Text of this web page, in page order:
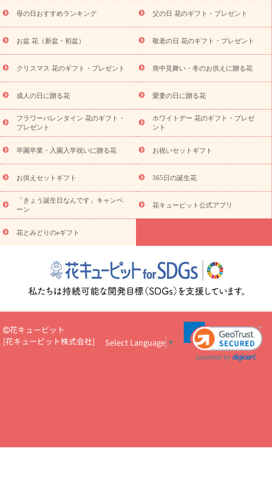
供え・お悔やみ商品一覧
お供え・お悔やみの花
四十九日法要以
降に贈る花
通夜・葬儀に贈る花
お供え お花とセットギフト
お供え プリザーブドフラワー
ペットのお供えフラワー
お盆（新
盆・初盆）
その他 お祝い返し お見舞い
お取り寄せギフト
ビジネス用
ご自宅用 観葉植物 ミディ胡蝶蘭
プリザーブ
ドフラワー
スタイルから探す アレンジメント 花束
スタ
ンド花
お祝い お供え・お悔やみ 胡蝶蘭 胡蝶蘭・花鉢
ディ胡蝶蘭・お祝い
ミディ胡蝶蘭・お供え
世界初の青色胡蝶蘭
観葉植物
観葉植物 産直多肉植物
プリザーブドフラワー
お祝い
お供え・お悔やみ 花とセットギフト
セミオーダー
プチギフト（hanamore -ハナモア-）
花とみどりのeギフト
キューピットのeGfit
カラー ピンク イエローオレンジ
レッ
ド
お花の種類 トルコキキョウ
お祝い お祝い・3000円～ お祝い・4000円～
お祝い・
5000円～
お祝い・7000円～ お祝い・ 10000円～
お供え・お
悔やみ
円～
お供え・お悔やみ・
読み物
いのマナー
定年退職祝いのマナー
お祝いを贈るときのマナー・
花キューピットのお祝いコラム一覧
誕生日のお花を「色
彩心理学」で選ぶ方法
結婚祝いの予算相場
出産祝いお役立ち情
ール
新築引っ越し祝いコラム お祝い花のマナー総まとめ
職
場上司や先輩へ贈るお祝い花の正解は？
開店祝いの花 選び方ガイ
あり)
花キューピット×専門家
CO2排出量削減 / SDGsを考える
母の日おすすめランキング 父の日 花のギフト・プレゼント
お盆 花（新盆・初盆） 敬老の日 花のギフト・プレゼント
クリスマス 花のギフト・プレゼント 喪中見舞い・冬のお供えに贈る花
成人の日に贈る花 愛妻の日に贈る花
フラワーバレンタイン 花のギフト・
プレゼント
ホワイトデー 花のギフト・プレゼ
ント
卒園卒業・入園入学祝いに贈る花 お祝いセットギフト
お供えセットギフト 365日の誕生花
「きょう誕生日なんです」キャンペ
ーン
花キューピット公式アプリ
花とみどりのeギフト
花キューピット
[花キューピット株式会社] Select Language ▼